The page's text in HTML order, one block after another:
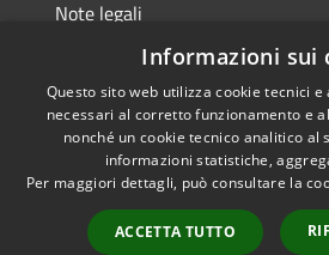
Note legali
Dichiarazione di accessibilità
RSS
Accessibilità
Informazioni sui
Questo sito web utilizza cookie tecnici
necessari al corretto funzionamento e
nonché un cookie tecnico analitico al
informazioni statistiche,
Per maggiori dettagli, può consultare la
ACCETTA TUTTO